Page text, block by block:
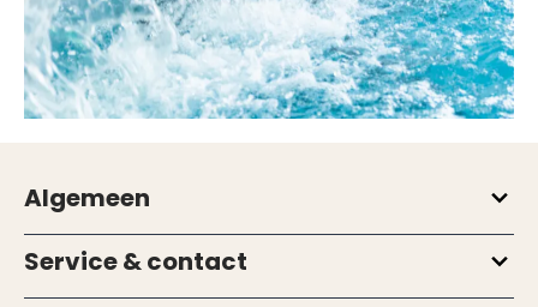
Algemeen
Service & contact